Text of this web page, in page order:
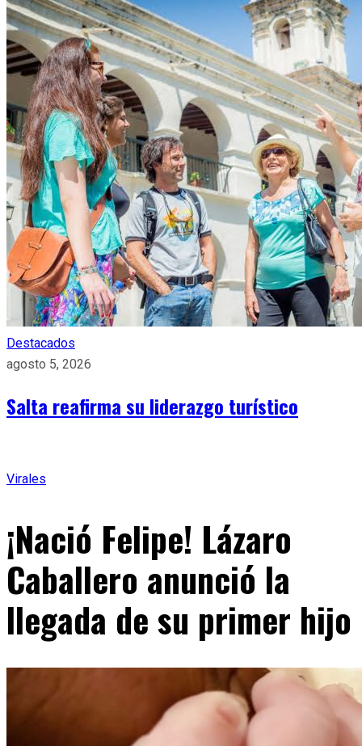
Destacados
agosto 5, 2026
Salta reafirma su liderazgo turístico
Virales
¡Nació Felipe! Lázaro
Caballero anunció la
llegada de su primer hijo